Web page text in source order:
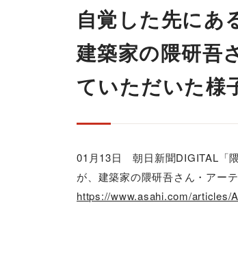
自覚した先にあ
建築家の隈研吾
ていただいた様
01月13日 朝日新聞DIGITAL「
が、建築家の隈研吾さん・アー
https://www.asahi.com/articles/